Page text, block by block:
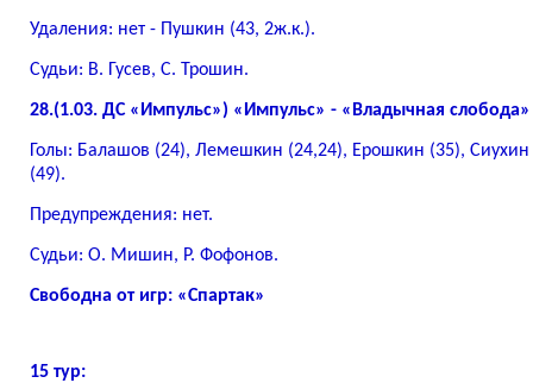
Удаления: нет - Пушкин (43, 2ж.к.).
Судьи: В. Гусев, С. Трошин.
28.(1.03. ДС «Импульс») «Импульс» - «Владычная
Голы: Балашов (24), Лемешкин (24,24), Ерошкин (35),
(49).
Предупреждения: нет.
Судьи: О. Мишин, Р. Фофонов.
Свободна от игр: «Спартак»
15 тур: